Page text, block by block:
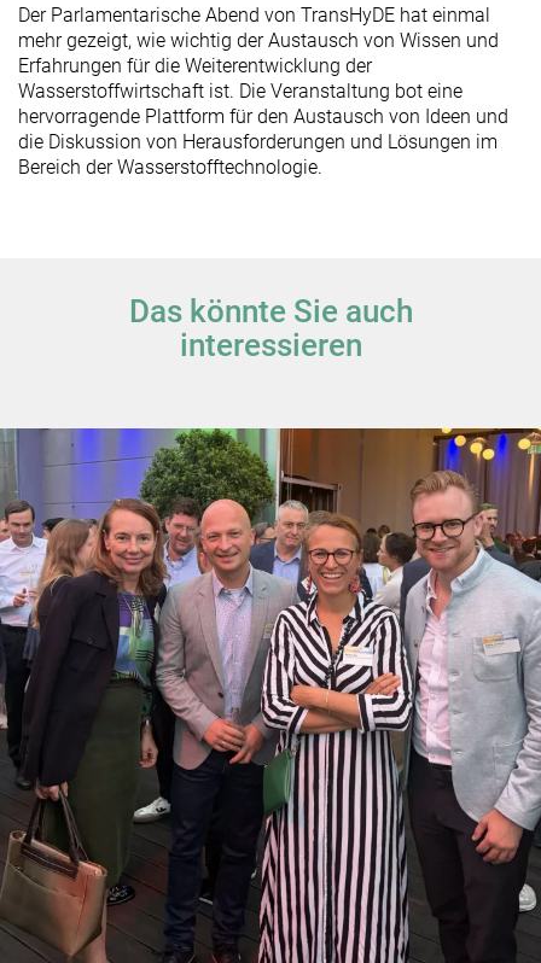
Der Parlamentarische Abend von TransHyDE hat einmal
mehr gezeigt, wie wichtig der Austausch von Wissen und
Erfahrungen für die Weiterentwicklung der
Wasserstoffwirtschaft ist. Die Veranstaltung bot eine
hervorragende Plattform für den Austausch von Ideen und
die Diskussion von Herausforderungen und Lösungen im
Bereich der Wasserstofftechnologie.
Das könnte Sie auch
interessieren